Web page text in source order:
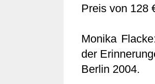
Preis von 128
Monika
der
Berlin 2004.